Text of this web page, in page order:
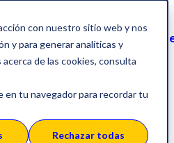
con nuestro sitio web y nos
y para generar analíticas y
de las cookies, consulta
en tu navegador para recordar tu
Rechazar todas
Sobre SERES Casos
Proyecto ViDA